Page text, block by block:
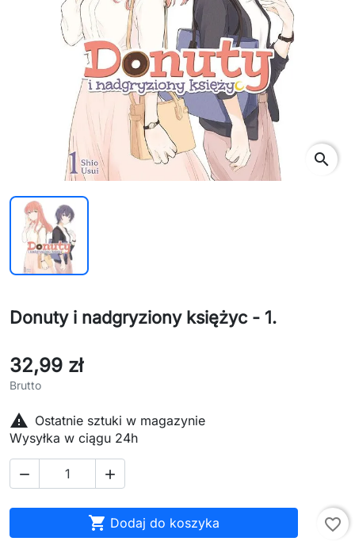
search
Donuty i nadgryziony księżyc - 1.
32,99 zł
Brutto
 Ostatnie sztuki w magazynie
Wysyłka w ciągu 24h
 
 Dodaj do koszyka favorite_border